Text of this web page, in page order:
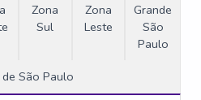
Zona
Sul
Zona
Leste
Grande
São
Paulo
São Paulo